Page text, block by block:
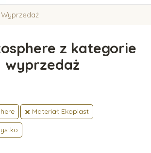
Wyprzedaż
z kategorie
wyprzedaż
Materiał: Ekoplast